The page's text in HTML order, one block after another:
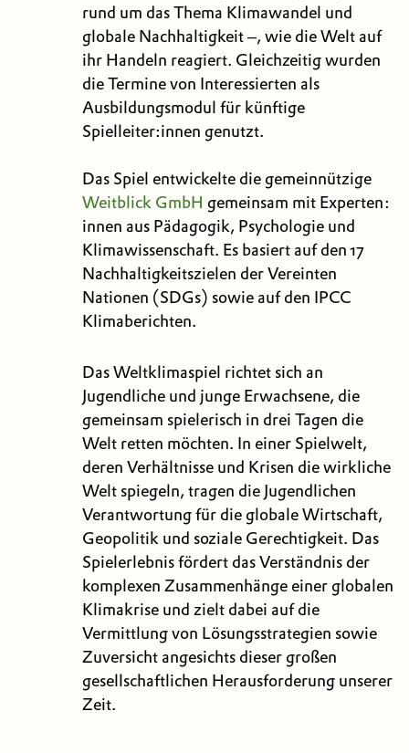
rund um das Thema Klimawandel und
globale Nachhaltigkeit –, wie die Welt auf
ihr Handeln reagiert. Gleichzeitig wurden
die Termine von Interessierten als
Ausbildungsmodul für künftige
Spielleiter:innen genutzt.
Das Spiel entwickelte die gemeinnützige
Weitblick GmbH gemeinsam mit Experten:
innen aus Pädagogik, Psychologie und
Klimawissenschaft. Es basiert auf den 17
Nachhaltigkeitszielen der Vereinten
Nationen (SDGs) sowie auf den IPCC
Klimaberichten.
Das Weltklimaspiel richtet sich an
Jugendliche und junge Erwachsene, die
gemeinsam spielerisch in drei Tagen die
Welt retten möchten. In einer Spielwelt,
deren Verhältnisse und Krisen die wirkliche
Welt spiegeln, tragen die Jugendlichen
Verantwortung für die globale Wirtschaft,
Geopolitik und soziale Gerechtigkeit. Das
Spielerlebnis fördert das Verständnis der
komplexen Zusammenhänge einer globalen
Klimakrise und zielt dabei auf die
Vermittlung von Lösungsstrategien sowie
Zuversicht angesichts dieser großen
gesellschaftlichen Herausforderung unserer
Zeit.